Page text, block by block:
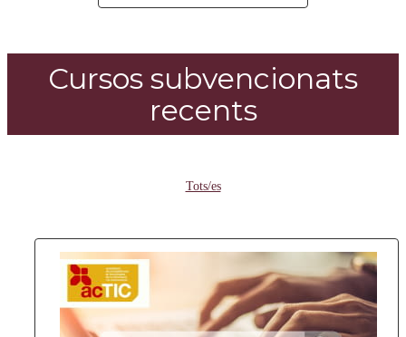
Cursos subvencionats
recents
Tots/es